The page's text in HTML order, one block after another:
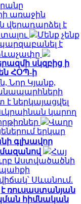
առաջին
վերադարձել է
Մենք չենք
է
սկզբից ի
ՀՕՊ-ի
Նոր Կյանք,
ներկայացվել
կարող
Վաղը
երկար
գլխավոր
Հայ
Աստվածածնի
Սևանում.
ռուսաստանյան
հիմնական